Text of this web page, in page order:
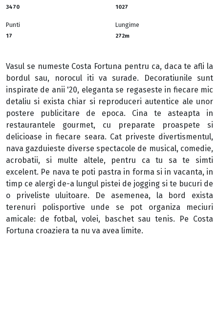
3470 1027
Punti
17
Lungime
272m
Vasul se numeste Costa Fortuna pentru ca, daca te afli la
bordul sau, norocul iti va surade. Decoratiunile sunt
inspirate de anii '20, eleganta se regaseste in fiecare mic
detaliu si exista chiar si reproduceri autentice ale unor
postere publicitare de epoca. Cina te asteapta in
restaurantele gourmet, cu preparate proaspete si
delicioase in fiecare seara. Cat priveste divertismentul,
nava gazduieste diverse spectacole de musical, comedie,
acrobatii, si multe altele, pentru ca tu sa te simti
excelent. Pe nava te poti pastra in forma si in vacanta, in
timp ce alergi de-a lungul pistei de jogging si te bucuri de
o priveliste uluitoare. De asemenea, la bord exista
terenuri polisportive unde se pot organiza meciuri
amicale: de fotbal, volei, baschet sau tenis. Pe Costa
Fortuna croaziera ta nu va avea limite.